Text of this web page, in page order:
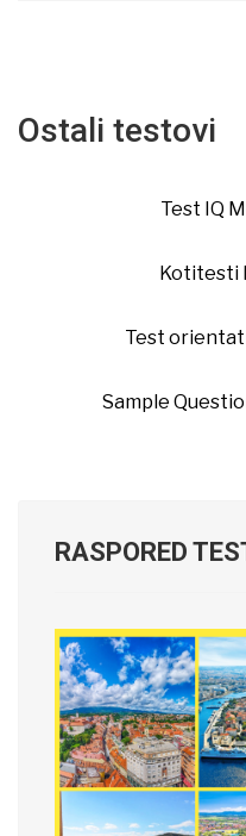
Ostali testovi
Test IQ
Kotitesti
Test
Sample
RASPORED